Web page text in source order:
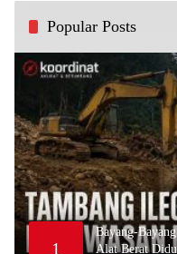
Popular Posts
1
Bayang-
Alat Berat